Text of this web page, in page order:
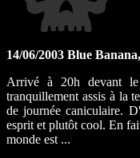
14/06/2003 Blue
Arrivé à 20h devant
tranquillement assis à la
de journée caniculaire.
esprit et plutôt cool. En
monde est ...